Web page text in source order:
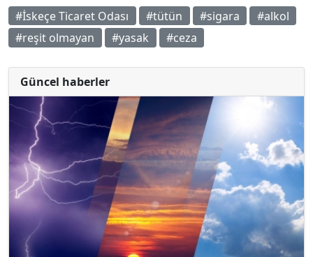
#İskeçe Ticaret Odası #tütün #sigara
#alkol
#reşit olmayan
#yasak #ceza
Güncel haberler